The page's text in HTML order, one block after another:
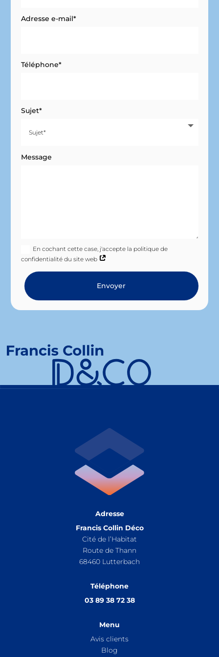
Adresse e-mail*
Téléphone*
Sujet*
Message
En cochant cette case, j'accepte la politique de
confidentialité du site web
Envoyer
Adresse
Francis Collin Déco
Cité de l’Habitat
Route de Thann
68460 Lutterbach
Téléphone
03 89 38 72 38
Menu
Avis clients
Blog